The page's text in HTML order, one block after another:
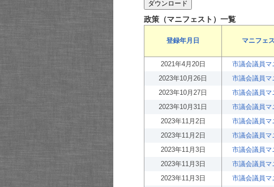
政策（マニフェスト）一覧
登録年月日 マニフェ
2021年4月20日 市議会議員マ
2023年10月26日
市議会議員マ
2023年10月27日
市議会議員マ
2023年10月31日
市議会議員マ
2023年11月2日
市議会議員マ
2023年11月2日
市議会議員マ
2023年11月3日
市議会議員マ
2023年11月3日
市議会議員マ
2023年11月3日
市議会議員マ